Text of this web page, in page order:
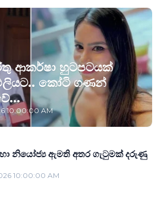
ආකර්ෂා හුටපටයක්
කෝටි ගණන්
10:00:00 AM
නියෝජ්‍ය ඇමති අතර ගැටුමක් දරුණු
10:00:00 AM